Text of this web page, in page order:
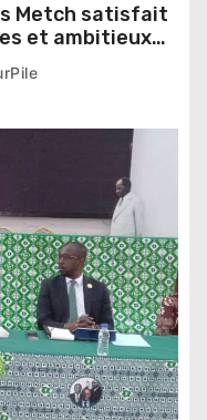
Metch satisfait
et ambitieux